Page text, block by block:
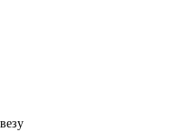
везу